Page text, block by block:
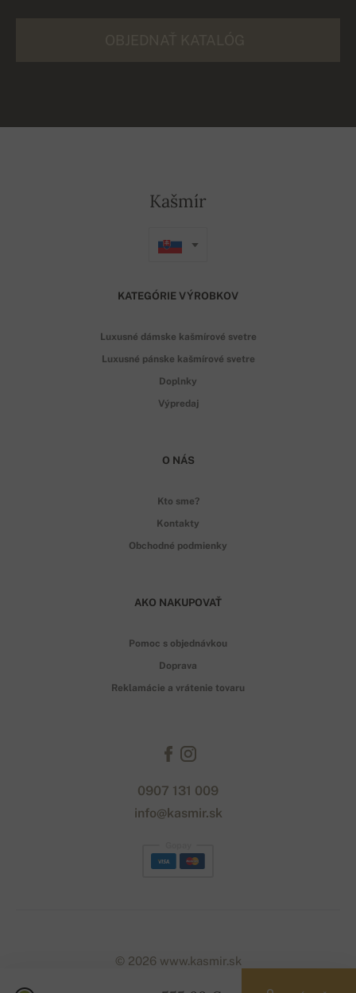
Kašmír
KATEGÓRIE VÝROBKOV
Luxusné dámske kašmírové svetre
Luxusné pánske kašmírové svetre
Doplnky
Výpredaj
O NÁS
Kto sme?
Kontakty
Obchodné podmienky
AKO NAKUPOVAŤ
Pomoc s objednávkou
Doprava
Reklamácie a vrátenie tovaru
0907 131 009
info@kasmir.sk
© 2026 www.kasmir.sk